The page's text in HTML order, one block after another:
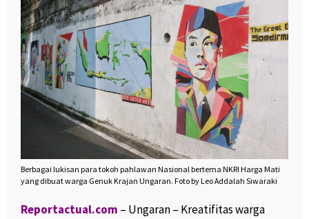
Berbagai lukisan para tokoh pahlawan Nasional bertema NKRI Harga Mati
yang dibuat warga Genuk Krajan Ungaran. Foto by Leo Addalah Siwaraki
Reportactual.com – Ungaran – Kreatifitas warga